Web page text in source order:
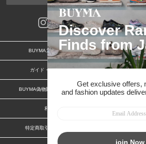
BUYMAスタートガイド
ガイド・お問い合わせ
BUYMA偽物販売防止の取り組み
利用規約
特定商取引法に関する表記